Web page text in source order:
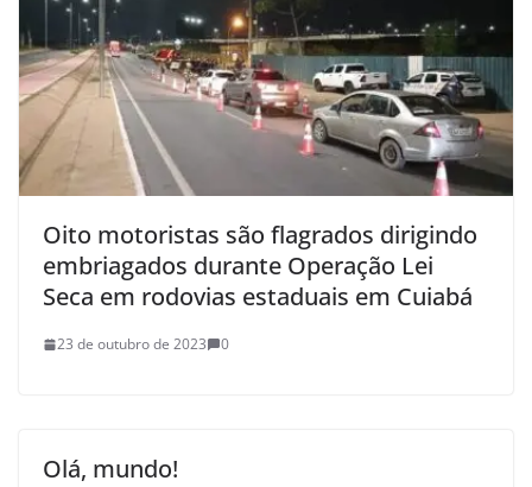
Oito motoristas são flagrados dirigindo
embriagados durante Operação Lei
Seca em rodovias estaduais em Cuiabá
23 de outubro de 2023 0
Olá, mundo!